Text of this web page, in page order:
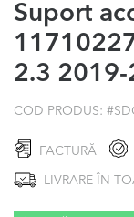
Suport
2.3 2019-
COD PRODUS: #
FACTURĂ
LIVRARE ÎN